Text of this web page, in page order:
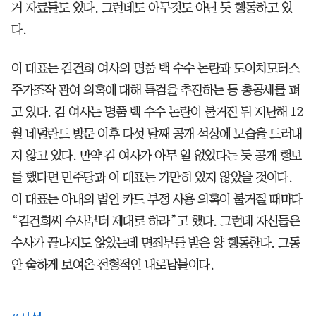
거 자료들도 있다. 그런데도 아무것도 아닌 듯 행동하고 있
다.
이 대표는 김건희 여사의 명품 백 수수 논란과 도이치모터스
주가조작 관여 의혹에 대해 특검을 추진하는 등 총공세를 펴
고 있다. 김 여사는 명품 백 수수 논란이 불거진 뒤 지난해 12
월 네덜란드 방문 이후 다섯 달째 공개 석상에 모습을 드러내
지 않고 있다. 만약 김 여사가 아무 일 없었다는 듯 공개 행보
를 했다면 민주당과 이 대표는 가만히 있지 않았을 것이다.
이 대표는 아내의 법인 카드 부정 사용 의혹이 불거질 때마다
“김건희씨 수사부터 제대로 하라”고 했다. 그런데 자신들은
수사가 끝나지도 않았는데 면죄부를 받은 양 행동한다. 그동
안 숱하게 보여온 전형적인 내로남불이다.